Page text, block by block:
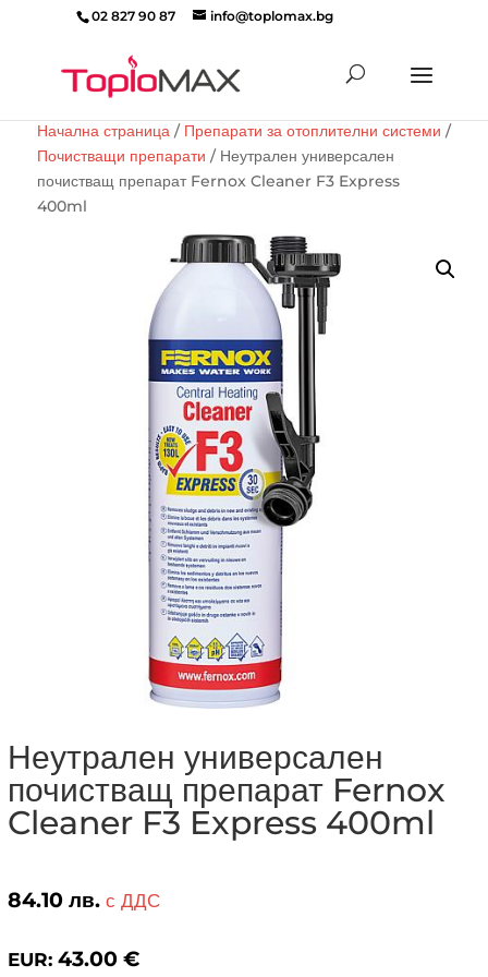
02 827 90 87 info@toplomax.bg
search
Начална страница/ Препарати за отоплителни системи /
Почистващи препарати / Неутрален универсален
почистващ препарат Fernox Cleaner F3 Express
400ml
Неутрален универсален
почистващ препарат Fernox
Cleaner F3 Express 400ml
84.10 лв. с ДДС
EUR: 43.00 €